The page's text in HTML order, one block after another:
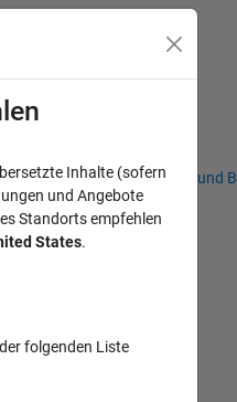
Studierende und
Inhalte (sofern
und Angebote
Standorts empfehlen
States.
folgenden Liste